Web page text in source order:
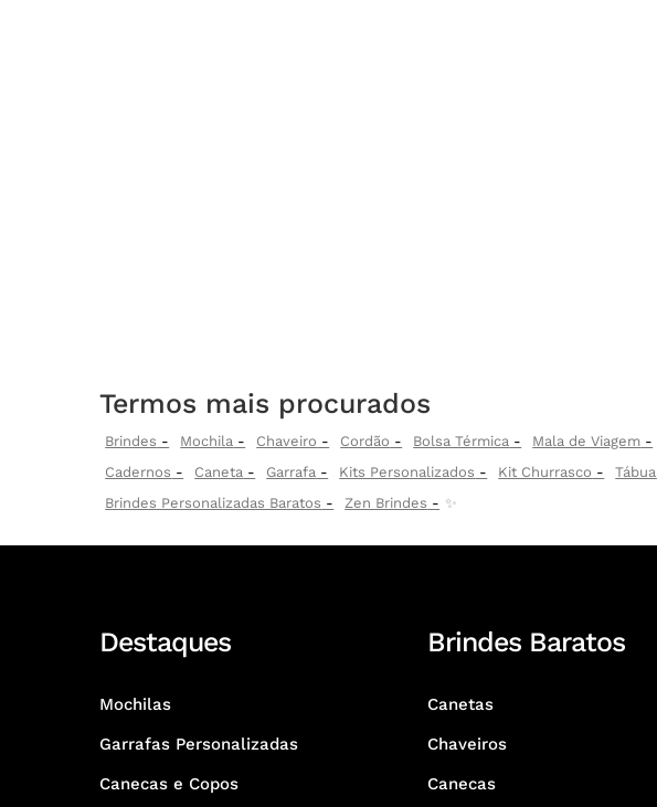
Termos mais procurados
Brindes Mochila Chaveiro Cordão Bolsa Térmica Mala de Viagem
Cadernos
Caneta Garrafa Kits Personalizados Kit Churrasco Tábua
Brindes Personalizadas Baratos
Zen Brindes ✨
Destaques
Mochilas
Garrafas Personalizadas
Canecas e Copos
Brindes Baratos
Canetas
Chaveiros
Canecas